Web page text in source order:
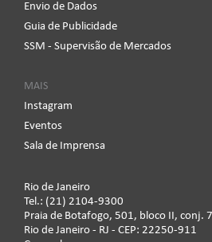
Envio de Dados
Guia de Publicidade
SSM - Supervisão de Mercados
MAIS
Instagram
Eventos
Sala de Imprensa
Rio de Janeiro
Tel.: (21) 2104-9300
Praia de Botafogo, 501, bloco II, conj.
Rio de Janeiro - RJ - CEP: 22250-911